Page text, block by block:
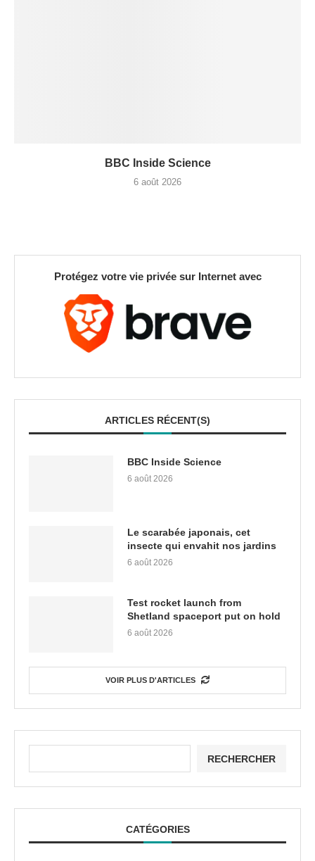
BBC Inside Science
6 août 2026
Protégez votre vie privée sur Internet avec
ARTICLES RÉCENT(S)
BBC Inside Science
6 août 2026
Le scarabée japonais, cet
insecte qui envahit nos jardins
6 août 2026
Test rocket launch from
Shetland spaceport put on hold
6 août 2026
VOIR PLUS D'ARTICLES
RECHERCHER
CATÉGORIES